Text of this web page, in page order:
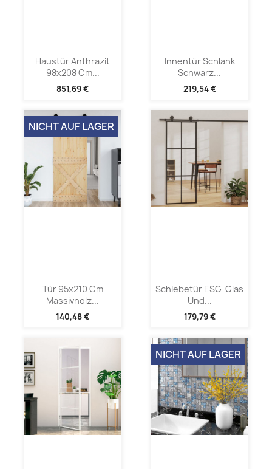
Haustür Anthrazit
98x208 Cm...
851,69 €
Innentür Schlank
Schwarz...
219,54 €
Tür 95x210 Cm
Massivholz...
140,48 €
NICHT AUF LAGER
Schiebetür ESG-Glas
Und...
179,79 €
NICHT AUF LAGER